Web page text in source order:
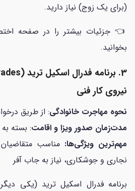
(برای یک زوج) نیاز دارید.
👈 جزئیات بیشتر را در صفحه
بخوانید.
نیروی کار فنی
نحوه مهاجرت خانوادگی: از طریق
مدت‌زمان صدور ویزا و اقامت: بسته
مهم‌ترین ویژگی‌ها: مناسب متقاضیان
نجاری و جوشکاری، نیاز به جاب آفر
برنامه فدرال اسکیل ترید (یکی